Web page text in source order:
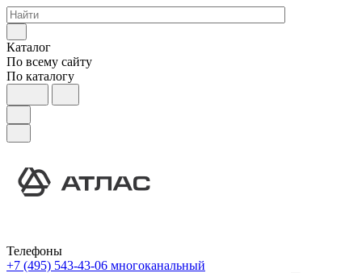
Каталог
По всему сайту
По каталогу
Телефоны
+7 (495) 543-43-06 многоканальный